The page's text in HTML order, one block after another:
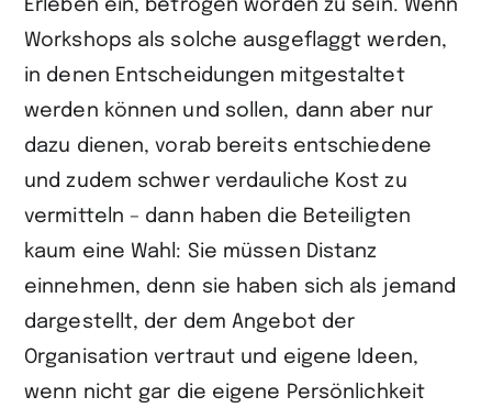
Erleben ein, betrogen worden zu sein. Wenn
Workshops als solche ausgeflaggt werden,
in denen Entscheidungen mitgestaltet
werden können und sollen, dann aber nur
dazu dienen, vorab bereits entschiedene
und zudem schwer verdauliche Kost zu
vermitteln – dann haben die Beteiligten
kaum eine Wahl: Sie müssen Distanz
einnehmen, denn sie haben sich als jemand
dargestellt, der dem Angebot der
Organisation vertraut und eigene Ideen,
wenn nicht gar die eigene Persönlich­keit